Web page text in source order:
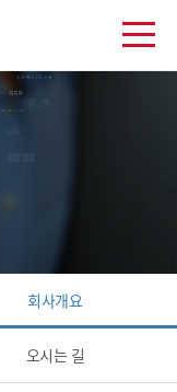
회사개요
오시는 길